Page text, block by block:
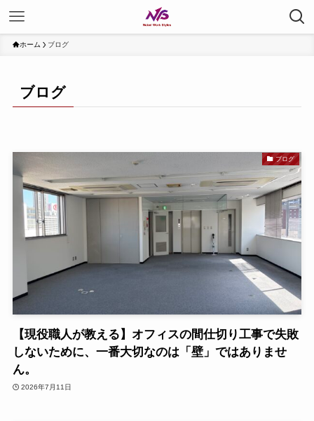
ホーム ブログ
ブログ
ブログ
【現役職人が教える】オフィスの間仕切り工事で失敗
しないために、一番大切なのは「壁」ではありませ
ん。
2026年7月11日